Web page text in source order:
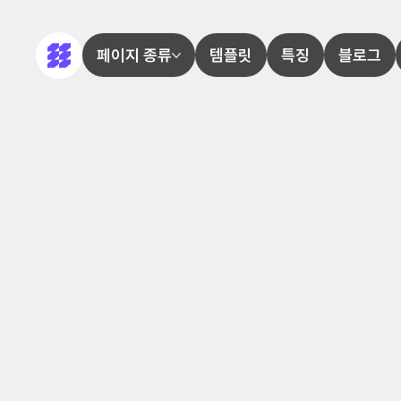
페이지 종류 템플릿 특징 블로그